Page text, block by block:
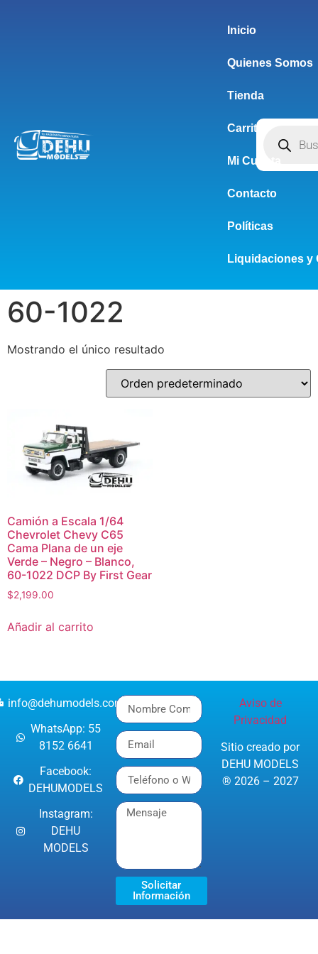
Inicio
Quienes Somos
Tienda
Carrito
Mi Cuenta
Contacto
Políticas
Liquidaciones y
60-1022
Mostrando el único resultado
Camión a Escala 1/64
Chevrolet Chevy C65
Cama Plana de un eje
Verde – Negro – Blanco,
60-1022 DCP By First Gear
$2,199.00
Añadir al carrito
info@dehumodels.com
WhatsApp: 55
8152 6641
Facebook:
DEHUMODELS
Instagram:
DEHU
MODELS
Solicitar
Información
Aviso de
Privacidad
Sitio creado por
DEHU MODELS
® 2026 – 2027